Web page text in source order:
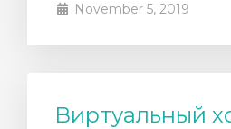
November 5, 2019
Виртуальный